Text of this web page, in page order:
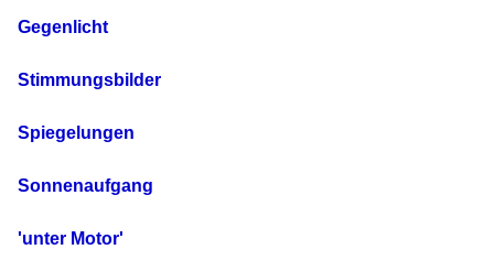
Gegenlicht
Stimmungsbilder
Spiegelungen
Sonnenaufgang
'unter Motor'